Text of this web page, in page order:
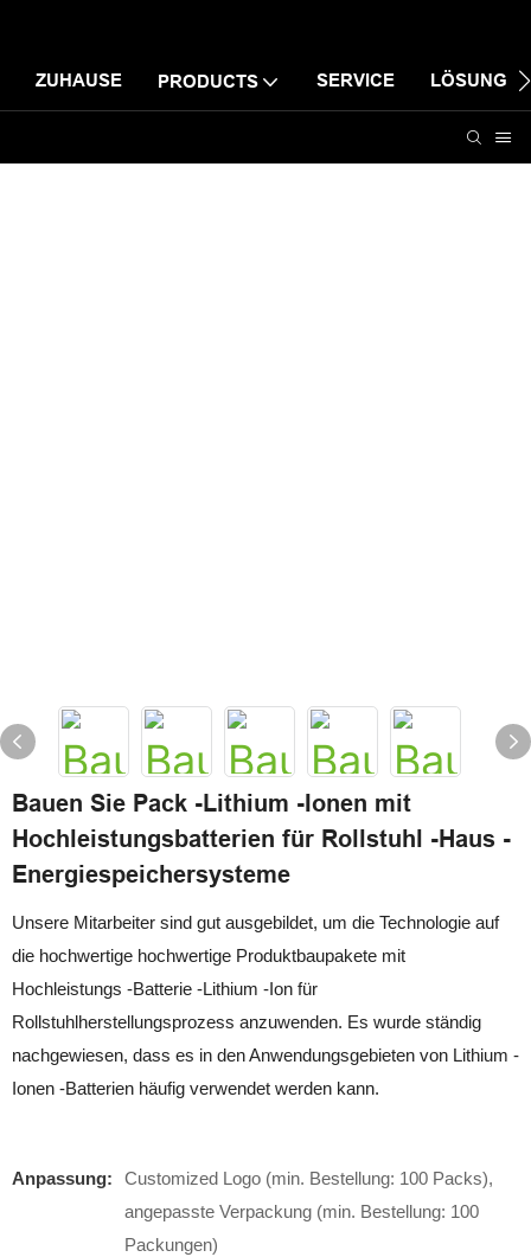
ZUHAUSE PRODUCTS SERVICE LÖSUNG
Bauen Sie Pack -Lithium -Ionen mit
Hochleistungsbatterien für Rollstuhl -Haus -
Energiespeichersysteme
Unsere Mitarbeiter sind gut ausgebildet, um die Technologie auf
die hochwertige hochwertige Produktbaupakete mit
Hochleistungs -Batterie -Lithium -Ion für
Rollstuhlherstellungsprozess anzuwenden. Es wurde ständig
nachgewiesen, dass es in den Anwendungsgebieten von Lithium -
Ionen -Batterien häufig verwendet werden kann.
Anpassung:
Customized Logo (min. Bestellung: 100 Packs),
angepasste Verpackung (min. Bestellung: 100
Packungen)